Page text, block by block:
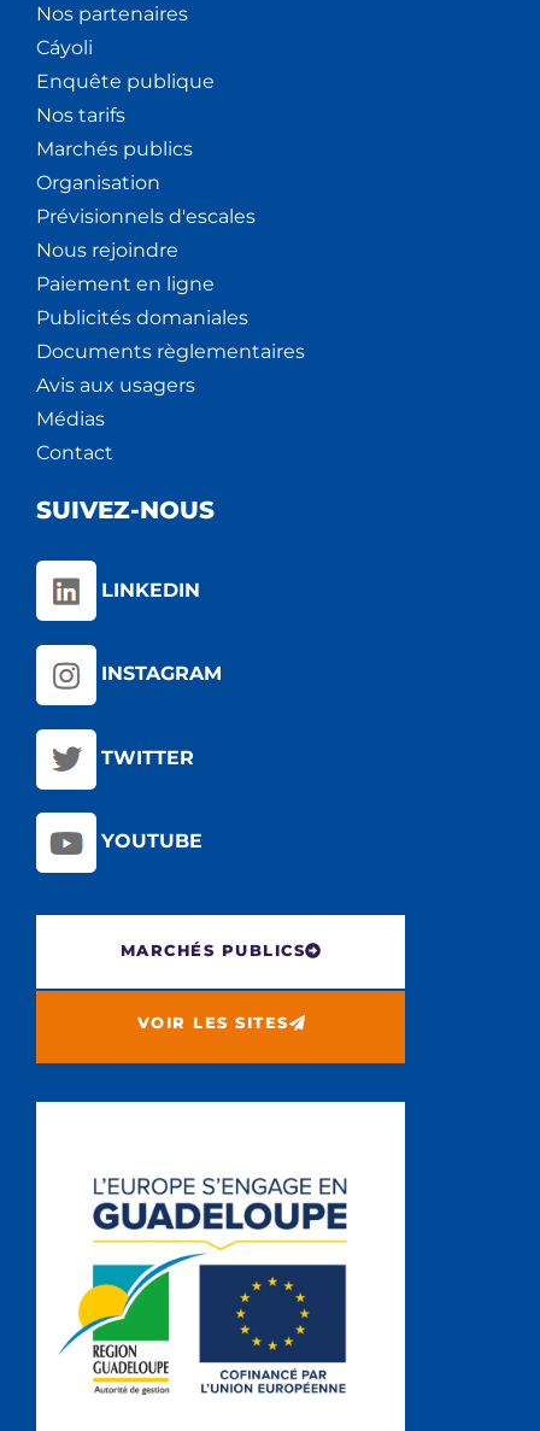
Nos partenaires
Cáyoli
Enquête publique
Nos tarifs
Marchés publics
Organisation
Prévisionnels d'escales
Nous rejoindre
Paiement en ligne
Publicités domaniales
Documents règlementaires
Avis aux usagers
Médias
Contact
SUIVEZ-NOUS
LINKEDIN
INSTAGRAM
TWITTER
YOUTUBE
MARCHÉS PUBLICS
VOIR LES SITES